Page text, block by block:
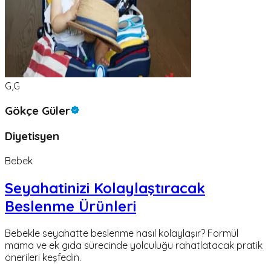
G,G
Gökçe Güler
Diyetisyen
Bebek
Seyahatinizi Kolaylaştıracak
Beslenme Ürünleri
Bebekle seyahatte beslenme nasıl kolaylaşır? Formül
mama ve ek gıda sürecinde yolculuğu rahatlatacak pratik
önerileri keşfedin.